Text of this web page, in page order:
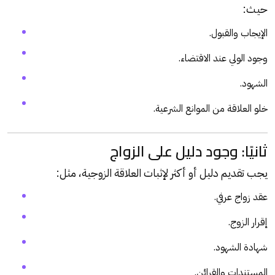
حيث:
الإيجاب والقبول.
وجود الولي عند الاقتضاء.
الشهود.
خلو العلاقة من الموانع الشرعية.
ثانيًا: وجود دليل على الزواج
يجب تقديم دليل أو أكثر لإثبات العلاقة الزوجية، مثل:
عقد زواج عرفي.
إقرار الزوج.
شهادة الشهود.